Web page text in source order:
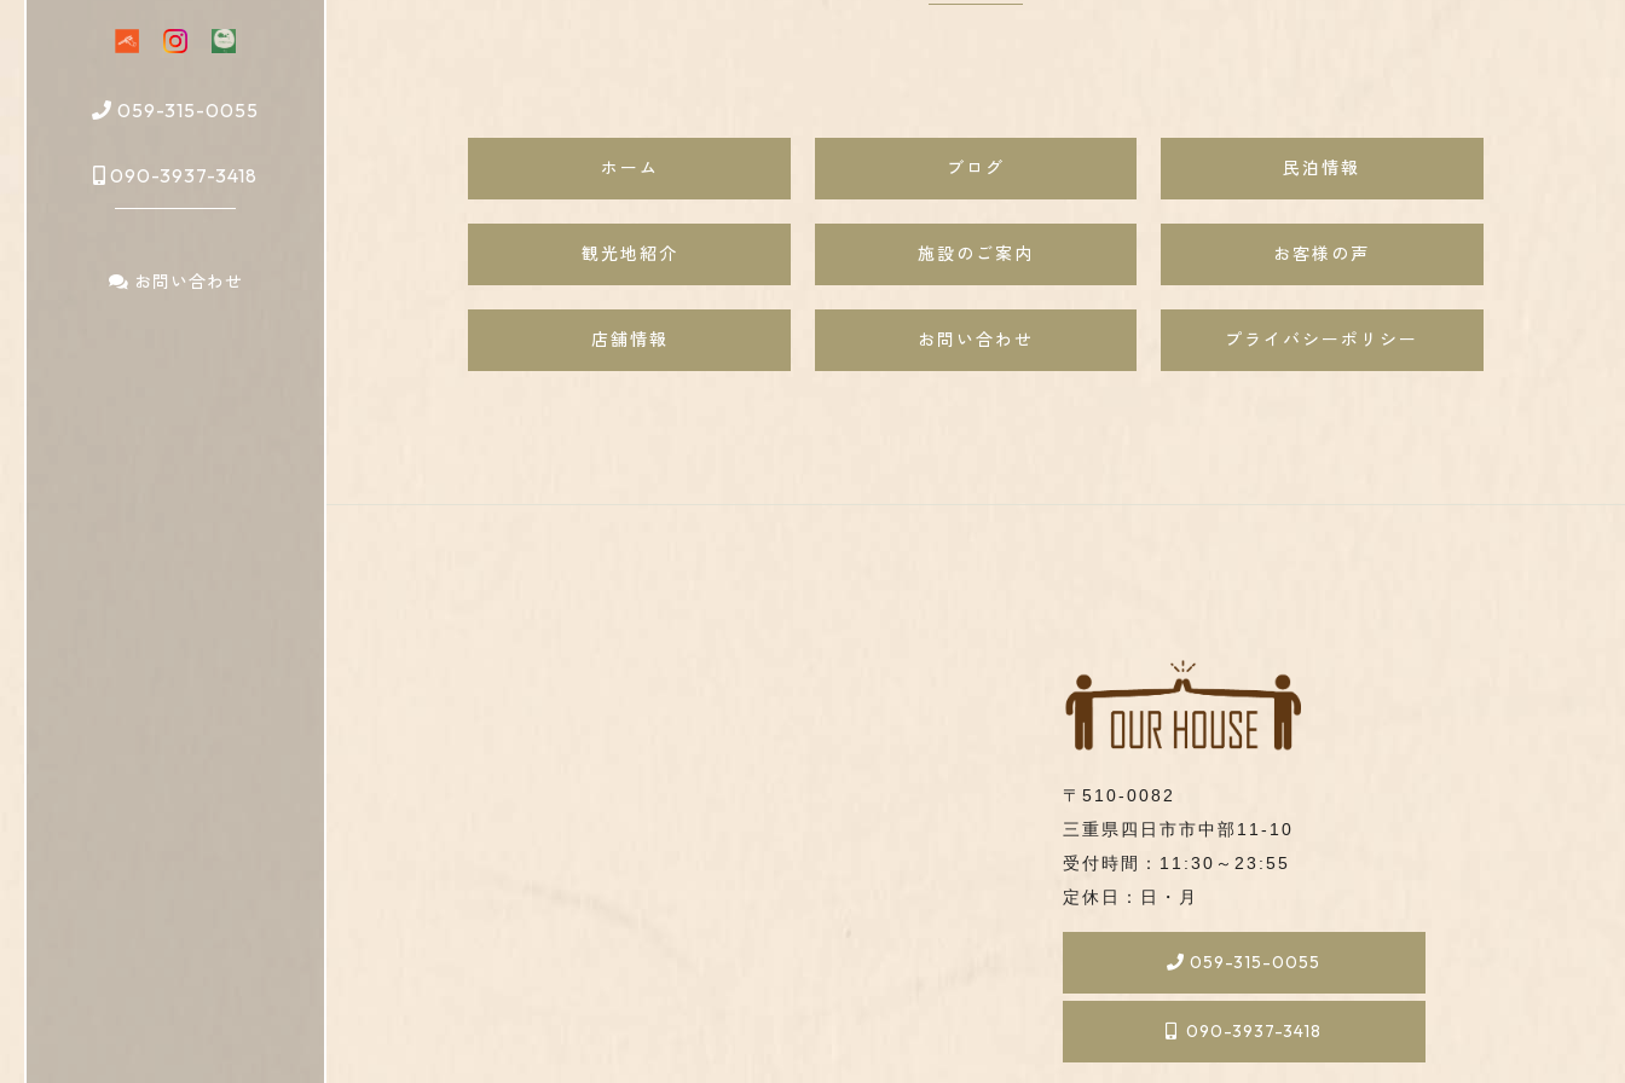
059-315-0055
090-3937-3418
お問い合わせ
ホーム ブログ 民泊情報
観光地紹介 施設のご案内 お客様の声
店舗情報 お問い合わせ プライバシーポリシー
〒510-0082
三重県四日市市中部11-10
受付時間：11:30～23:55
定休日：日・月
059-315-0055
090-3937-3418